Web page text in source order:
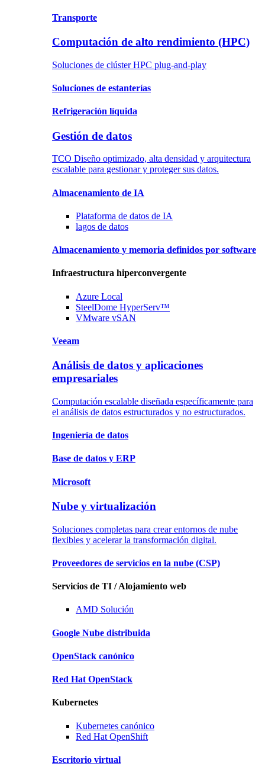
Transporte
Computación de alto rendimiento (HPC)
Soluciones de clúster HPC plug-and-play
Soluciones de estanterías
Refrigeración líquida
Gestión de datos
TCO Diseño optimizado, alta densidad y arquitectura
escalable para gestionar y proteger sus datos.
Almacenamiento de IA
Plataforma de datos de IA
lagos de datos
Almacenamiento y memoria definidos por software
Infraestructura hiperconvergente
Azure Local
SteelDome HyperServ™
VMware vSAN
Veeam
Análisis de datos y aplicaciones
empresariales
Computación escalable diseñada específicamente para
el análisis de datos estructurados y no estructurados.
Ingeniería de datos
Base de datos y ERP
Microsoft
Nube y virtualización
Soluciones completas para crear entornos de nube
flexibles y acelerar la transformación digital.
Proveedores de servicios en la nube (CSP)
Servicios de TI / Alojamiento web
AMD Solución
Google Nube distribuida
OpenStack canónico
Red Hat OpenStack
Kubernetes
Kubernetes canónico
Red Hat OpenShift
Escritorio virtual